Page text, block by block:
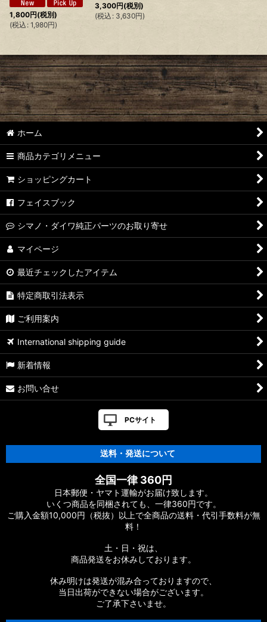
1,800円(税別)
(税込 : 1,980円)
3,300円(税別)
(税込 : 3,630円)
ホーム
商品カテゴリメニュー
ショッピングカート
フェイスブック
シマノ・ダイワ純正パーツのお取り寄せ
マイページ
最近チェックしたアイテム
特定商取引法表示
ご利用案内
International shipping guide
新着情報
お問い合せ
PCサイト
送料・発送について
全国一律 360円
日本郵便・ヤマト運輸がお届け致します。
いくつ商品を同梱されても、一律360円です。
ご購入金額10,000円（税抜）以上で全商品の送料・代引手数料が無
料！
土・日・祝は、
商品発送をお休みしております。
休み明けは発送が混み合っておりますので、
当日出荷ができない場合がございます。
ご了承下さいませ。